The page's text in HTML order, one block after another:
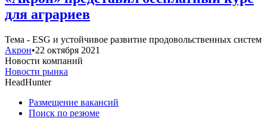
для аграриев
Тема - ESG и устойчивое развитие продовольственных систем
Акрон•22 октября 2021
Новости компаний
Новости рынка
HeadHunter
Размещение вакансий
Поиск по резюме